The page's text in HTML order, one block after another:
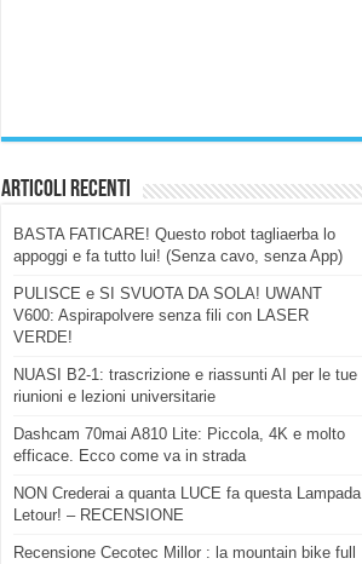
Articoli Recenti
BASTA FATICARE! Questo robot tagliaerba lo
appoggi e fa tutto lui! (Senza cavo, senza App)
PULISCE e SI SVUOTA DA SOLA! UWANT
V600: Aspirapolvere senza fili con LASER
VERDE!
NUASI B2-1: trascrizione e riassunti AI per le tue
riunioni e lezioni universitarie
Dashcam 70mai A810 Lite: Piccola, 4K e molto
efficace. Ecco come va in strada
NON Crederai a quanta LUCE fa questa Lampada
Letour! – RECENSIONE
Recensione Cecotec Millor : la mountain bike full